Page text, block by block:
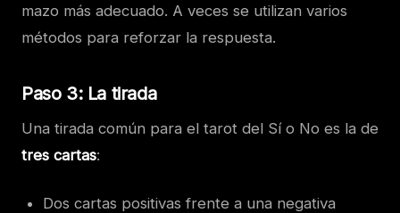
mazo más adecuado. A veces se utilizan varios
métodos para reforzar la respuesta.
Paso 3: La tirada
Una tirada común para el tarot del Sí o No es la de
tres cartas:
Dos cartas positivas frente a una negativa